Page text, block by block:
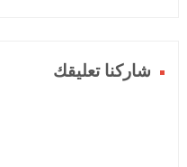
شاركنا تعليقك